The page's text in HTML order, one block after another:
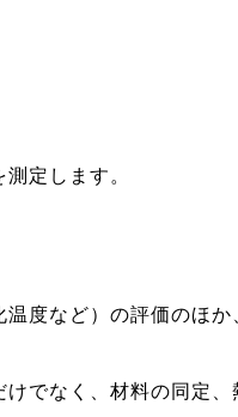
定します。
度など）の評価のほか
でなく、材料の同定、